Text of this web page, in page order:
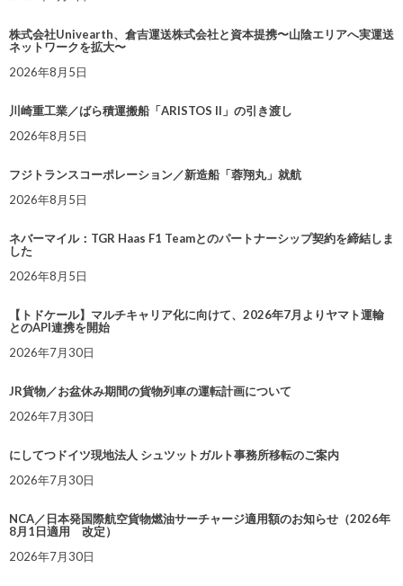
株式会社Univearth、倉吉運送株式会社と資本提携〜山陰エリアへ実運送
ネットワークを拡大〜
2026年8月5日
川崎重工業／ばら積運搬船「ARISTOS II」の引き渡し
2026年8月5日
フジトランスコーポレーション／新造船「蓉翔丸」就航
2026年8月5日
ネバーマイル：TGR Haas F1 Teamとのパートナーシップ契約を締結しま
した
2026年8月5日
【トドケール】マルチキャリア化に向けて、2026年7月よりヤマト運輸
とのAPI連携を開始
2026年7月30日
JR貨物／お盆休み期間の貨物列車の運転計画について
2026年7月30日
にしてつドイツ現地法人 シュツットガルト事務所移転のご案内
2026年7月30日
NCA／日本発国際航空貨物燃油サーチャージ適用額のお知らせ（2026年
8月1日適用 改定）
2026年7月30日